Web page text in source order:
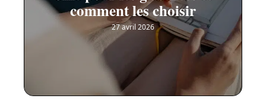
comment les choisir
27 avril 2026